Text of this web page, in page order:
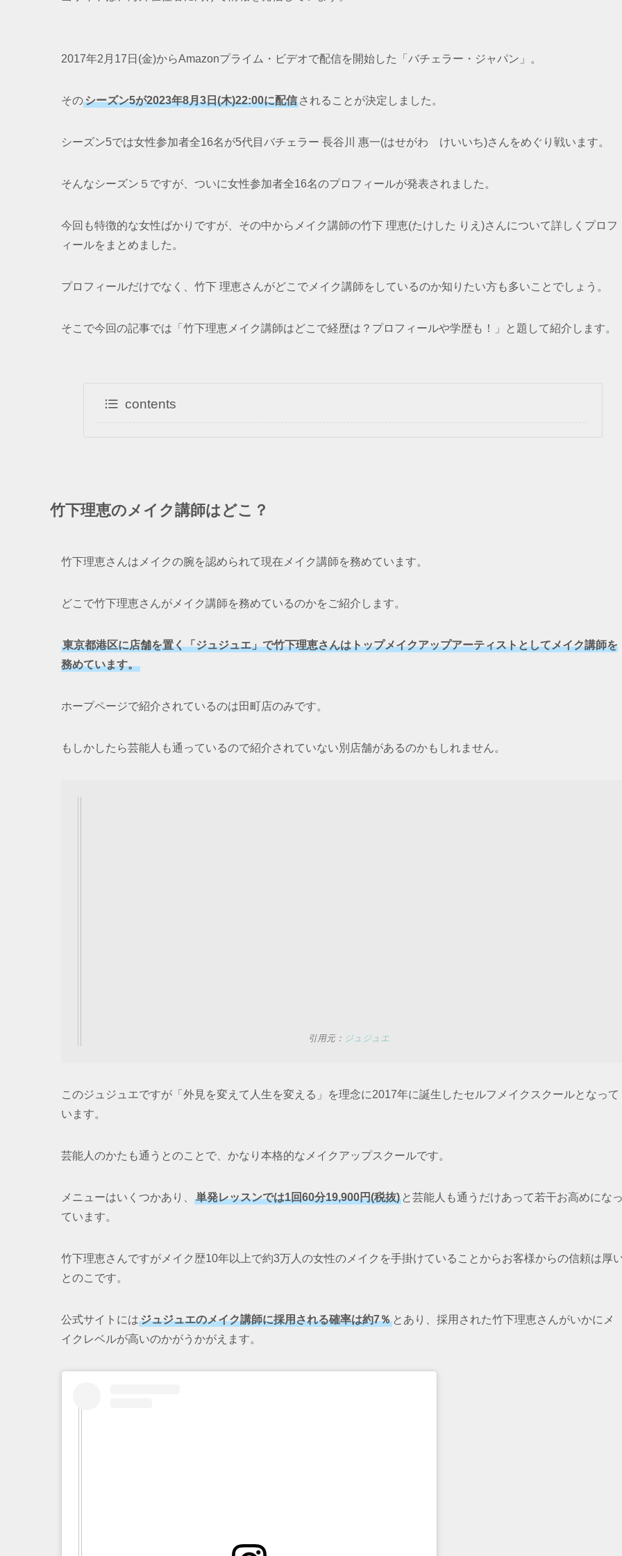
2017年2月17日(金)からAmazonプライム・ビデオで配信を開始した「バチェラー・ジャパン」。
そのシーズン5が2023年8月3日(木)22:00に配信 されることが決定しました。
シーズン5では女性参加者全16名が5代目バチェラー 長谷川 惠一(はせがわ けいいち)さんをめぐり戦います。
そんなシーズン５ですが、ついに女性参加者全16名のプロフィールが発表されました。
今回も特徴的な女性ばかりですが、その中からメイク講師の竹下 理恵(たけした りえ)さんについて詳しくプロフ
ィールをまとめました。
プロフィールだけでなく、竹下 理恵さんがどこでメイク講師をしているのか知りたい方も多いことでしょう。
そこで今回の記事では「竹下理恵メイク講師はどこで経歴は？プロフィールや学歴も！」と題して紹介します。
contents
竹下理恵のメイク講師はどこ？
竹下理恵さんはメイクの腕を認められて現在メイク講師を務めています。
どこで竹下理恵さんがメイク講師を務めているのかをご紹介します。
東京都港区に店舗を置く「ジュジュエ」で竹下理恵さんはトップメイクアップアーティストとしてメイク講師を
務めています。
ホープページで紹介されているのは田町店のみです。
もしかしたら芸能人も通っているので紹介されていない別店舗があるのかもしれません。
引用元： ジュジュエ
このジュジュエですが「外見を変えて人生を変える」を理念に2017年に誕生したセルフメイクスクールとなって
います。
芸能人のかたも通うとのことで、かなり本格的なメイクアップスクールです。
メニューはいくつかあり、 単発レッスンでは1回60分19,900円(税抜) と芸能人も通うだけあって若干お高めにな
ています。
竹下理恵さんですがメイク歴10年以上で約3万人の女性のメイクを手掛けていることからお客様からの信頼は厚
とのこです。
公式サイトにはジュジュエのメイク講師に採用される確率は約7％ とあり、採用された竹下理恵さんがいかにメ
イクレベルが高いのかがうかがえます。